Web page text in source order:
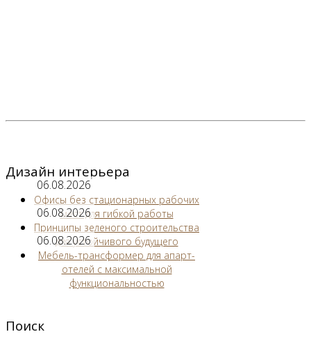
Дизайн интерьера
06.08.2026
Офисы без стационарных рабочих
мест для гибкой работы
06.08.2026
Принципы зеленого строительства
для устойчивого будущего
06.08.2026
Мебель-трансформер для апарт-
отелей с максимальной
функциональностью
Поиск